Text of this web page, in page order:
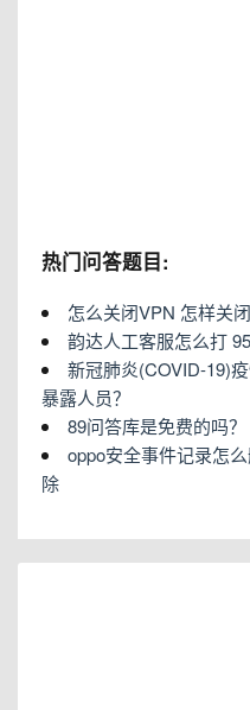
热门问答题目:
怎么关闭VPN 怎样关
韵达人工客服怎么打
新冠肺炎(COVID-19)
暴露人员？
89问答库是免费的吗？
oppo安全事件记录怎
除